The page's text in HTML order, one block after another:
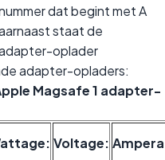
dat begint met A
staat de
oplader
adapter-opladers:
Magsafe 1 adapter-
Voltage: